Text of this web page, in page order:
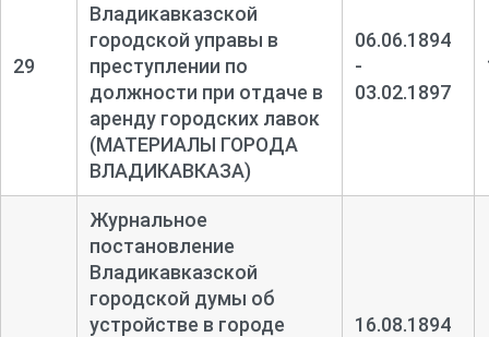
29
Владикавказской
городской управы в
преступлении по
должности при отдаче в
аренду городских лавок
(МАТЕРИАЛЫ ГОРОДА
ВЛАДИКАВКАЗА)
06.06.1894
-
03.02.1897
Журнальное
постановление
Владикавказской
городской думы об
устройстве в городе
16.08.1894